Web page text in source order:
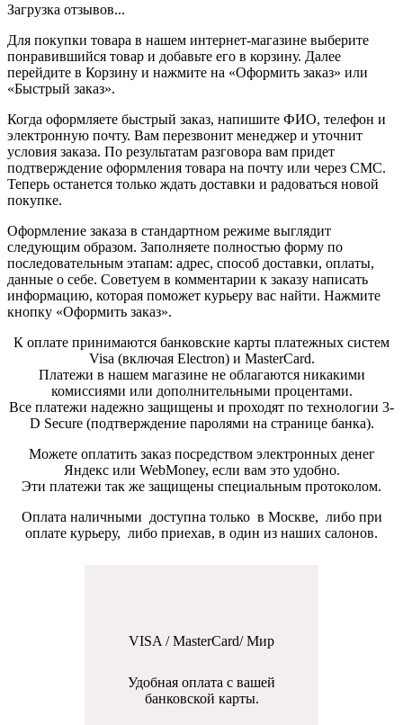
Загрузка отзывов...
Для покупки товара в нашем интернет-магазине выберите
понравившийся товар и добавьте его в корзину. Далее
перейдите в Корзину и нажмите на «Оформить заказ» или
«Быстрый заказ».
Когда оформляете быстрый заказ, напишите ФИО, телефон и
электронную почту. Вам перезвонит менеджер и уточнит
условия заказа. По результатам разговора вам придет
подтверждение оформления товара на почту или через СМС.
Теперь останется только ждать доставки и радоваться новой
покупке.
Оформление заказа в стандартном режиме выглядит
следующим образом. Заполняете полностью форму по
последовательным этапам: адрес, способ доставки, оплаты,
данные о себе. Советуем в комментарии к заказу написать
информацию, которая поможет курьеру вас найти. Нажмите
кнопку «Оформить заказ».
К оплате принимаются банковские карты платежных систем
Visa (включая Electron) и MasterCard.
Платежи в нашем магазине не облагаются никакими
комиссиями или дополнительными процентами.
Все платежи надежно защищены и проходят по технологии 3-
D Secure (подтверждение паролями на странице банка).
Можете оплатить заказ посредством электронных денег
Яндекс или WebMoney, если вам это удобно.
Эти платежи так же защищены специальным протоколом.
Оплата наличными доступна только в Москве, либо при
оплате курьеру, либо приехав, в один из наших салонов.
VISA / MasterCard/ Мир
Удобная оплата с вашей
банковской карты.